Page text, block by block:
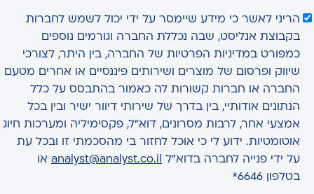
הריני לאשר כי מידע שיימסר על ידי יכול לשמש לחברות
בקבוצת אנליסט, שבה נכללת החברה וגורמים נוספים
כמפורט במדיניות הפרטיות של החברה, בין היתר, לצורכי
שיווק ופרסום של מוצרים ושירותים פיננסיים או אחרים מטעם
החברה או חברות קשורות לה כאמור בהתבסס על כלל
הנתונים אודותיי, בין בדרך של שירותי דיוור ישיר ובין בכל
אמצעי אחר, לרבות מסרונים, דוא"ל, פקסימיליה ומערכות חיוג
אוטומטיות. ידוע לי כי אוכל לחזור בי מהסכמתי זו ובכל עת
על ידי פנייה לחברה בדוא"ל analyst@analyst.co.il או
בטלפון 6646*